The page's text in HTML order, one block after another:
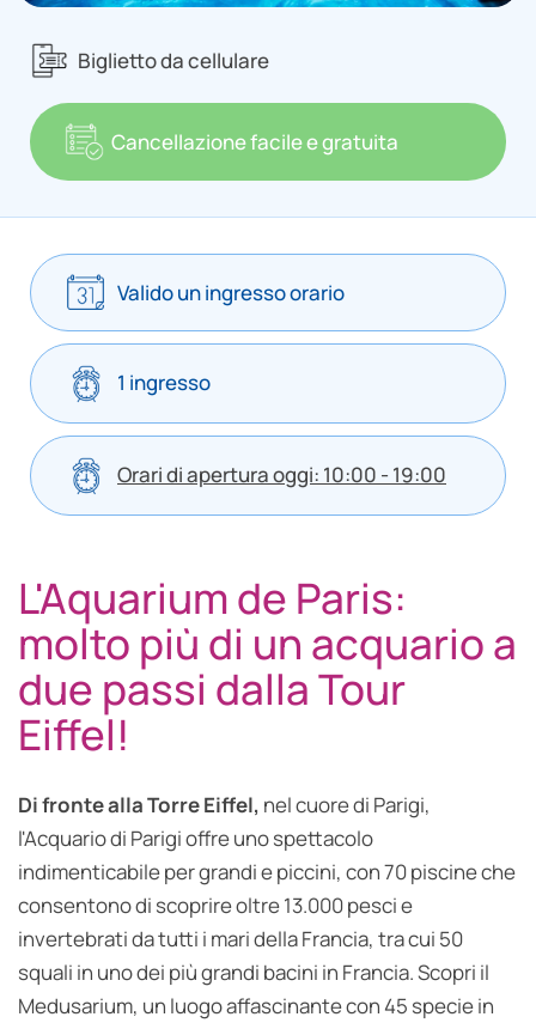
Biglietto da cellulare
Cancellazione facile e gratuita
Valido un ingresso orario
1 ingresso
Orari di apertura oggi: 10:00 - 19:00
L'Aquarium de Paris:
molto più di un acquario a
due passi dalla Tour
Eiffel!
Di fronte alla Torre Eiffel, nel cuore di Parigi,
l'Acquario di Parigi offre uno spettacolo
indimenticabile per grandi e piccini, con 70 piscine che
consentono di scoprire oltre 13.000 pesci e
invertebrati da tutti i mari della Francia, tra cui 50
squali in uno dei più grandi bacini in Francia. Scopri il
Medusarium, un luogo affascinante con 45 specie in